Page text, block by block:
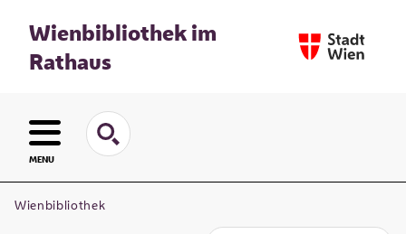
Wienbibliothek im
Rathaus
MENU
Wienbibliothek